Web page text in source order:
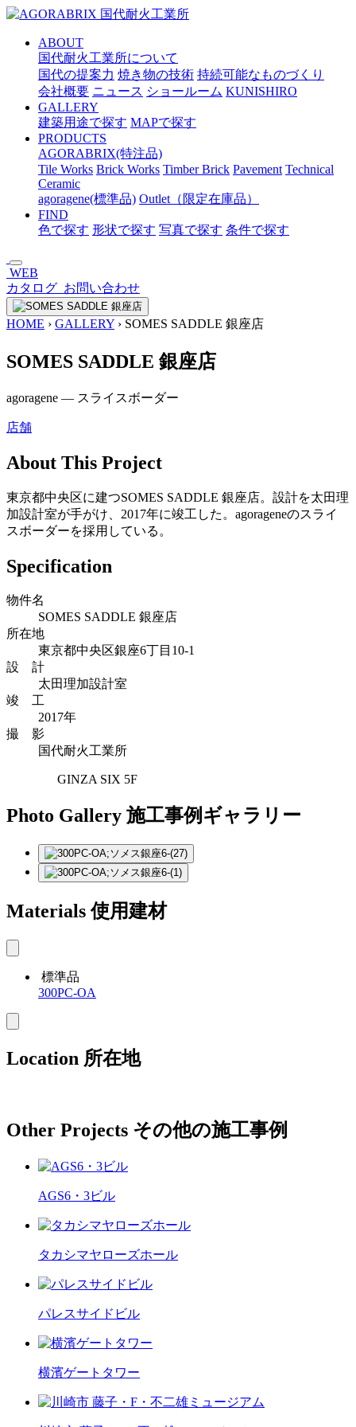
メ
ABOUT
国代耐火工業所について
国代の提案力 焼き物の技術 持続可能なものづくり
会社概要 ニュース ショールーム KUNISHIRO
GALLERY
建築用途で探す MAPで探す
PRODUCTS
AGORABRIX(特注品)
Tile Works Brick Works Timber Brick Pavement Technical
Ceramic
agoragene(標準品) Outlet（限定在庫品）
FIND
色で探す 形状で探す 写真で探す 条件で探す
WEB
カタログ お問い合わせ
HOME › GALLERY › SOMES SADDLE 銀座店
SOMES SADDLE 銀座店
agoragene ― スライスボーダー
店舗
About This Project
東京都中央区に建つSOMES SADDLE 銀座店。設計を太田理
加設計室が手がけ、2017年に竣工した。agorageneのスライ
スボーダーを採用している。
Specification
物件名
SOMES SADDLE 銀座店
所在地
東京都中央区銀座6丁目10-1
設 計
太田理加設計室
竣 工
2017年
撮 影
国代耐火工業所
GINZA SIX 5F
Photo Gallery 施工事例ギャラリー
Materials 使用建材
標準品
300PC-OA
Location 所在地
Other Projects その他の施工事例
AGS6・3ビル
タカシマヤローズホール
パレスサイドビル
横濱ゲートタワー